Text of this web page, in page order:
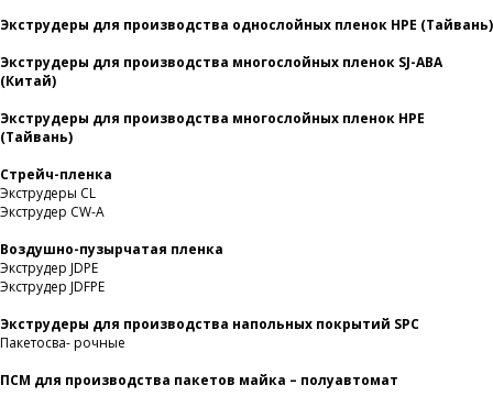
Экструдеры для производства однослойных пленок HPE (Тайвань)
Экструдеры для производства многослойных пленок SJ-ABA
(Китай)
Экструдеры для производства многослойных пленок HPE
(Тайвань)
Стрейч-пленка
Экструдеры CL
Экструдер CW-A
Воздушно-пузырчатая пленка
Экструдер JDPE
Экструдер JDFPE
Экструдеры для производства напольных покрытий SPC
Пакетосва- рочные
ПСМ для производства пакетов майка – полуавтомат